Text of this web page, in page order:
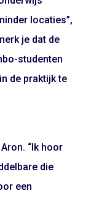
locaties”,
je dat de
studenten
de praktijk te
“Ik hoor
die
een